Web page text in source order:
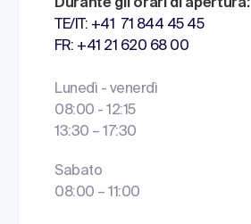
Durante gli orari di apertura:
TE/IT: +41 71 844 45 45
FR: +41 21 620 68 00
Lunedì - venerdì
08:00 - 12:15
13:30 – 17:30
Sabato
08:00 – 11:00